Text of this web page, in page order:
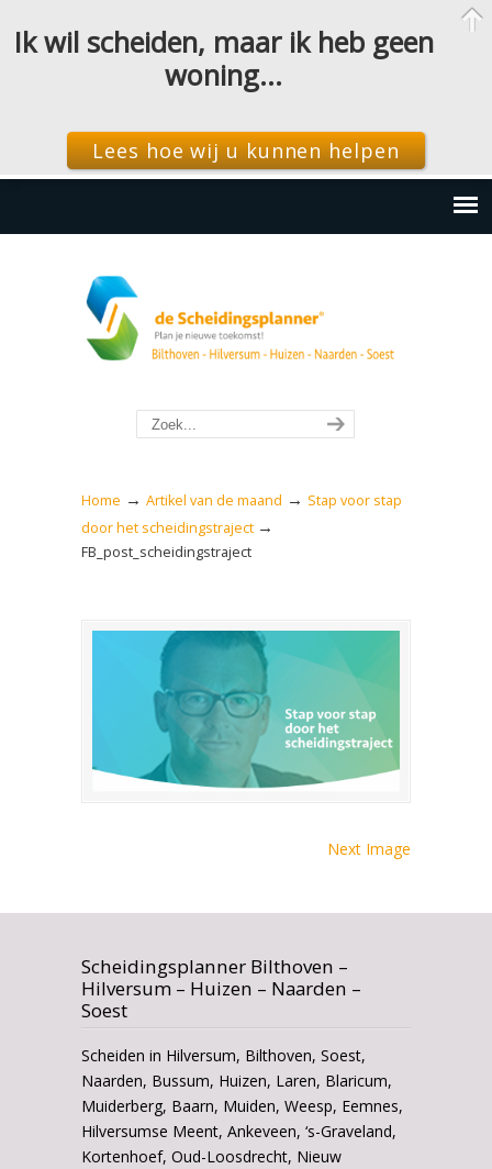
Home → Artikel van de maand → Stap voor stap
door het scheidingstraject →
FB_post_scheidingstraject
Next Image
Scheidingsplanner Bilthoven –
Hilversum – Huizen – Naarden –
Soest
Scheiden in Hilversum, Bilthoven, Soest,
Naarden, Bussum, Huizen, Laren, Blaricum,
Muiderberg, Baarn, Muiden, Weesp, Eemnes,
Hilversumse Meent, Ankeveen, ‘s-Graveland,
Kortenhoef, Oud-Loosdrecht, Nieuw
Ik wil scheiden, maar ik heb geen
woning…
Lees hoe wij u kunnen helpen